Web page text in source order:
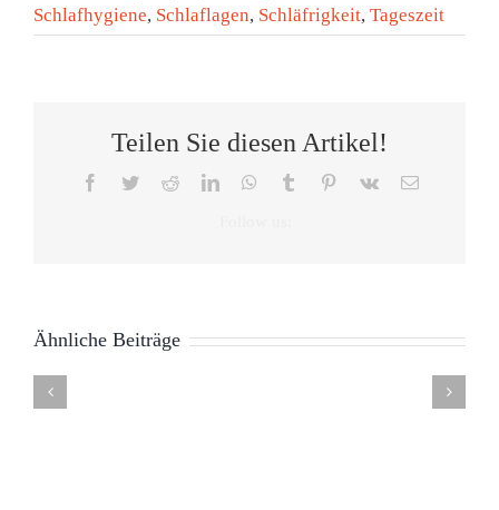
Schlafhygiene, Schlaflagen, Schläfrigkeit, Tageszeit
Teilen Sie diesen Artikel!
Facebook
TwitterRedditLinkedInWhatsApp
Tumblr Pinterest
Vk
E-
Ähnliche Beiträge
Auswirkungen
von
Bettpartnern
Fehmarn